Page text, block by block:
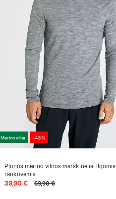
Merino vilna -43 %
Plonos merino vilnos marškinėliai ilgomis
rankovėmis
39,90 € 69,90 €